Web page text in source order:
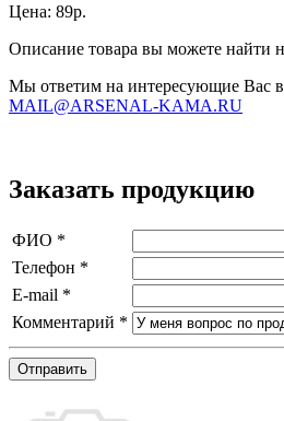
Цена: 89р.
Описание товара вы можете найти
Мы ответим на интересующие Вас
MAIL@ARSENAL-KAMA.RU
Заказать продукцию
ФИО *
Телефон *
E-mail *
Комментарий *
Отправить